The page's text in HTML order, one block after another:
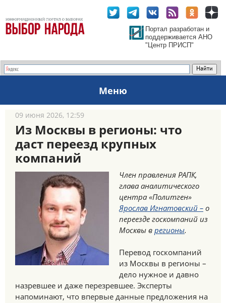
Портал разработан и
поддерживается АНО
"Центр ПРИСП"
Меню
09 июня 2026, 12:59
Из Москвы в регионы: что
даст переезд крупных
компаний
Член правления РАПК,
глава аналитического
центра «Политген»
Ярослав Игнатовский – о
переезде госкомпаний из
Москвы в регионы.
Перевод госкомпаний
из Москвы в регионы –
дело нужное и давно
назревшее и даже перезревшее. Эксперты
напоминают, что впервые данные предложения на